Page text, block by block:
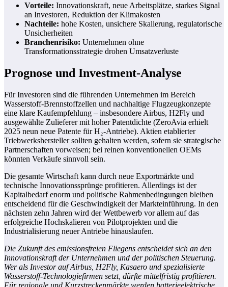
Vorteile: Innovationskraft, neue Arbeitsplätze, starkes Signal
an Investoren, Reduktion der Klimakosten
Nachteile: hohe Kosten, unsichere Skalierung, regulatorische
Unsicherheiten
Branchenrisiko: Unternehmen ohne
Transformationsstrategie drohen Umsatzverluste
Prognose und Investment-Analyse
Für Investoren sind die führenden Unternehmen im Bereich
Wasserstoff-Brennstoffzellen und nachhaltige Flugzeugkonzepte
eine klare Kaufempfehlung – insbesondere Airbus, H2Fly und
ausgewählte Zulieferer mit hoher Patentdichte (ZeroAvia erhielt
2025 neun neue Patente für H₂-Antriebe). Aktien etablierter
Triebwerkshersteller sollten gehalten werden, sofern sie strategische
Partnerschaften vorweisen; bei reinen konventionellen OEMs
könnten Verkäufe sinnvoll sein.
Die gesamte Wirtschaft kann durch neue Exportmärkte und
technische Innovationssprünge profitieren. Allerdings ist der
Kapitalbedarf enorm und politische Rahmenbedingungen bleiben
entscheidend für die Geschwindigkeit der Markteinführung. In den
nächsten zehn Jahren wird der Wettbewerb vor allem auf das
erfolgreiche Hochskalieren von Pilotprojekten und die
Industrialisierung neuer Antriebe hinauslaufen.
Die Zukunft des emissionsfreien Fliegens entscheidet sich an den
Innovationskraft der Unternehmen und der politischen Steuerung.
Wer als Investor auf Airbus, H2Fly, Kasaero und spezialisierte
Wasserstoff-Technologiefirmen setzt, dürfte mittelfristig profitieren.
Für regionale und Kurzstreckenmärkte werden batterieelektrische